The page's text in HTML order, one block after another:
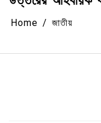
Home জাতীয়